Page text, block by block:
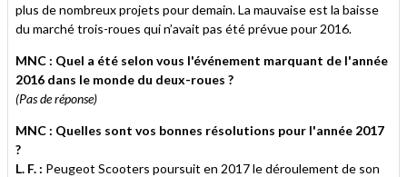
plus de nombreux projets pour demain. La mauvaise est la baisse
du marché trois-roues qui n’avait pas été prévue pour 2016.
MNC : Quel a été selon vous l'événement marquant de l'année
2016 dans le monde du deux-roues ?
(Pas de réponse)
MNC : Quelles sont vos bonnes résolutions pour l'année 2017
?
L. F. : Peugeot Scooters poursuit en 2017 le déroulement de son